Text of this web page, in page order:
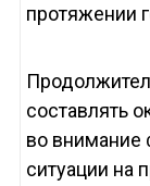
протяжении
составлять
во внимание
ситуации на